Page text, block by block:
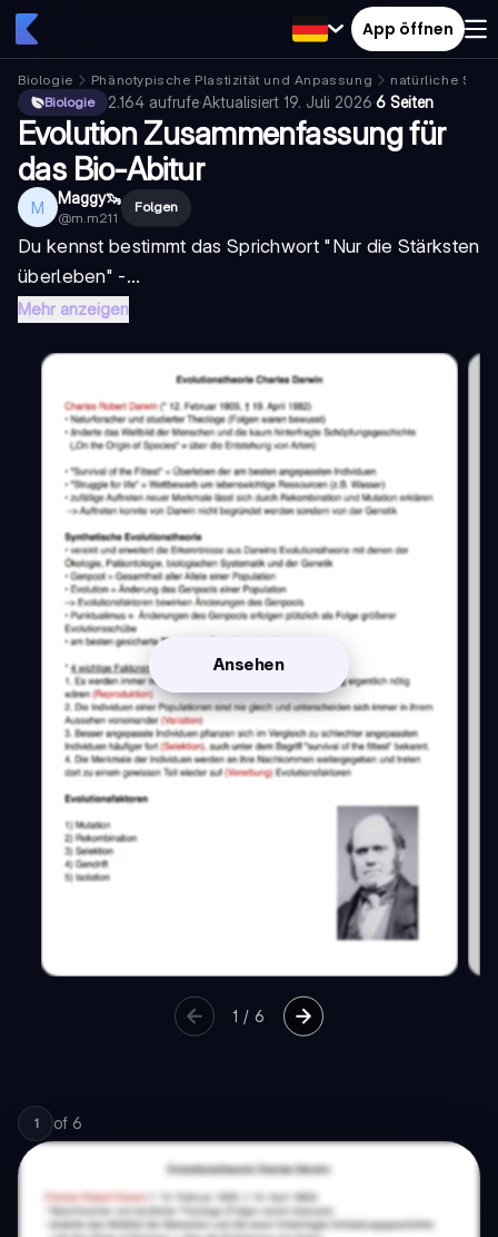
App öffnen
Biologie Phänotypische Plastizität und Anpassung
natürliche
Biologie
2.164 aufrufe·Aktualisiert 19. Juli 2026·6 Seiten
Evolution Zusammenfassung für
das Bio-Abitur
M Maggy🦦
@m.m211
Folgen
Du kennst bestimmt das Sprichwort "Nur die Stärksten
überleben" -...
Mehr anzeigen
Ansehen
1 /6
1 of 6